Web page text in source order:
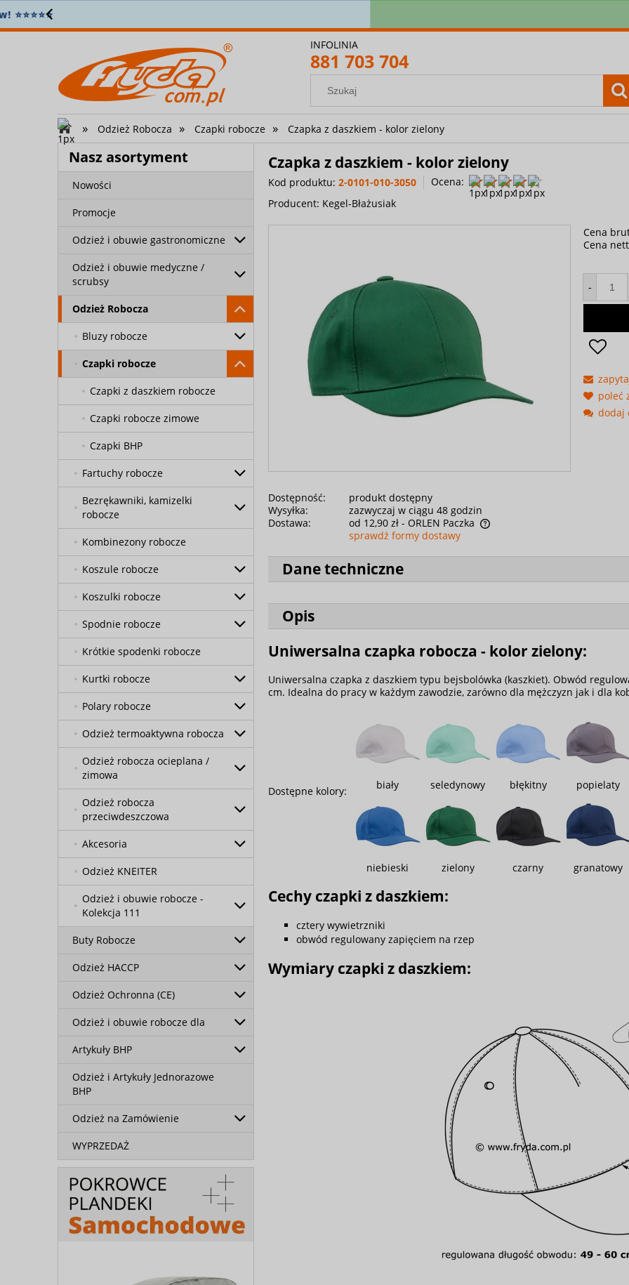
INFOLINIA
881 703 704
» Odzież Robocza » Czapki robocze » Czapka z daszkiem - kolor zielony
Nasz asortyment
Nowości
Promocje
Odzież i obuwie gastronomiczne
Odzież i obuwie medyczne /
scrubsy
Odzież Robocza
Bluzy robocze
Czapki robocze
Czapki z daszkiem robocze
Czapki robocze zimowe
Czapki BHP
Fartuchy robocze
Bezrękawniki, kamizelki
robocze
Kombinezony robocze
Koszule robocze
Koszulki robocze
Spodnie robocze
Krótkie spodenki robocze
Kurtki robocze
Polary robocze
Odzież termoaktywna robocza
Odzież robocza ocieplana /
zimowa
Odzież robocza
przeciwdeszczowa
Akcesoria
Odzież KNEITER
Odzież i obuwie robocze -
Kolekcja 111
Buty Robocze
Odzież HACCP
Odzież Ochronna (CE)
Odzież i obuwie robocze dla
Artykuły BHP
Odzież i Artykuły Jednorazowe
BHP
Odzież na Zamówienie
WYPRZEDAŻ
Czapka z daszkiem - kolor zielony
Kod produktu: 2-0101-010-3050
Ocena:
Producent: Kegel-Błażusiak
Dostępność:
produkt dostępny
Wysyłka:
zazwyczaj w ciągu 48 godzin
Dostawa:
od 12,90 zł - ORLEN Paczka
sprawdź formy dostawy
Cena
Cena
-
poleć
dodaj
Dane techniczne
Opis
Uniwersalna czapka robocza - kolor zielony:
Uniwersalna czapka z daszkiem typu bejsbolówka (kaszkiet). Obwód
cm. Idealna do pracy w każdym zawodzie, zarówno dla mężczyzn jak i dla
Dostępne kolory: biały seledynowy błękitny popielaty
niebieski zielony czarny granatowy
Cechy czapki z daszkiem:
cztery wywietrzniki
obwód regulowany zapięciem na rzep
Wymiary czapki z daszkiem: